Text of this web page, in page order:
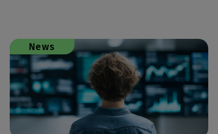
News